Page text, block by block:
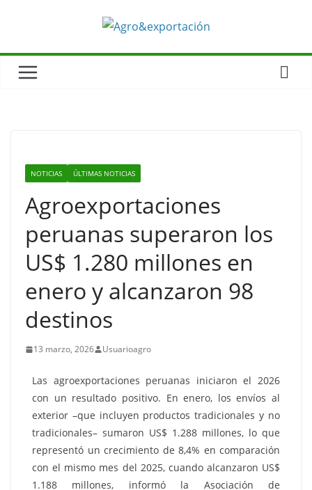
NOTICIAS ÚLTIMAS NOTICIAS
Agroexportaciones
peruanas superaron los
US$ 1.280 millones en
enero y alcanzaron 98
destinos
13 marzo, 2026 Usuarioagro
Las agroexportaciones peruanas iniciaron el 2026
con un resultado positivo. En enero, los envíos al
exterior –que incluyen productos tradicionales y no
tradicionales– sumaron US$ 1.288 millones, lo que
representó un crecimiento de 8,4% en comparación
con el mismo mes del 2025, cuando alcanzaron US$
1.188 millones, informó la Asociación de